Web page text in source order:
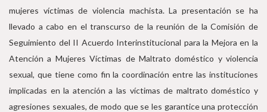
mujeres víctimas de violencia machista. La presentación se ha
llevado a cabo en el transcurso de la reunión de la Comisión de
Seguimiento del II Acuerdo Interinstitucional para la Mejora en la
Atención a Mujeres Víctimas de Maltrato doméstico y violencia
sexual, que tiene como fin la coordinación entre las instituciones
implicadas en la atención a las víctimas de maltrato doméstico y
agresiones sexuales, de modo que se les garantice una protección